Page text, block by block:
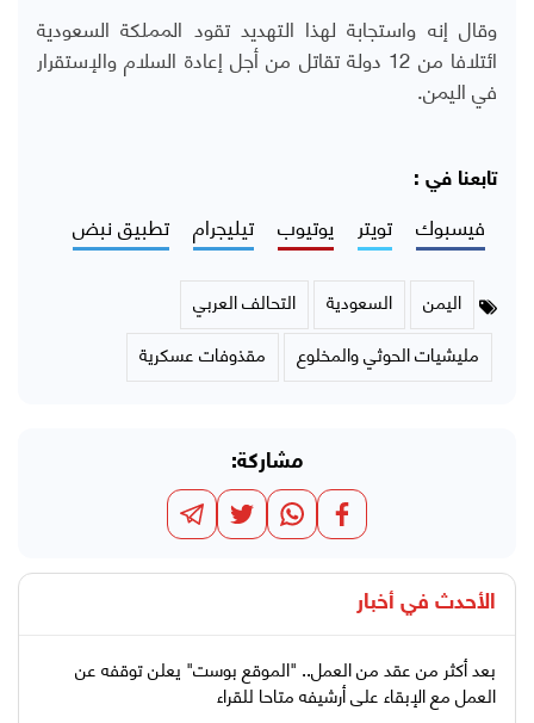
وقال إنه واستجابة لهذا التهديد تقود المملكة السعودية
ائتلافا من 12 دولة تقاتل من أجل إعادة السلام والإستقرار
في اليمن.
تابعنا في :
فيسبوك تويتر يوتيوب تيليجرام تطبيق نبض
اليمن السعودية
التحالف العربي
مليشيات الحوثي والمخلوع
مقذوفات عسكرية
مشاركة:
الأحدث في أخبار
بعد أكثر من عقد من العمل.. "الموقع بوست" يعلن توقفه عن
العمل مع الإبقاء على أرشيفه متاحا للقراء